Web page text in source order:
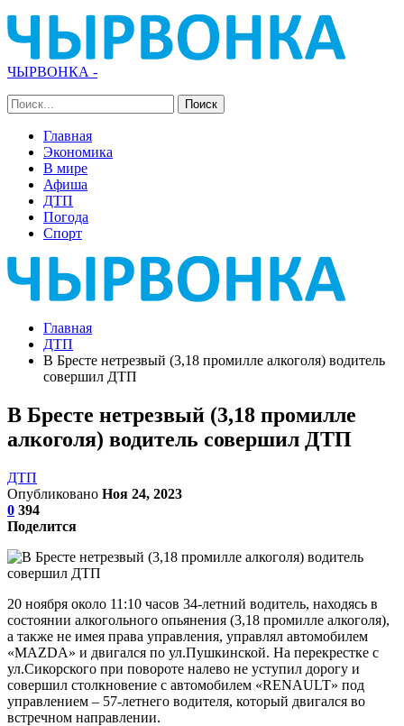
ЧЫРВОНКА -
Главная
Экономика
В мире
Афиша
ДТП
Погода
Спорт
Главная
ДТП
В Бресте нетрезвый (3,18 промилле алкоголя) водитель
совершил ДТП
В Бресте нетрезвый (3,18 промилле
алкоголя) водитель совершил ДТП
ДТП
Опубликовано Ноя 24, 2023
0 394
Поделится
20 ноября около 11:10 часов 34-летний водитель, находясь в
состоянии алкогольного опьянения (3,18 промилле алкоголя),
а также не имея права управления, управлял автомобилем
«MAZDA» и двигался по ул.Пушкинской. На перекрестке с
ул.Сикорского при повороте налево не уступил дорогу и
совершил столкновение с автомобилем «RENAULT» под
управлением – 57-летнего водителя, который двигался во
встречном направлении.